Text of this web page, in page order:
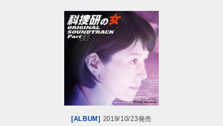
[ALBUM] 2019/10/23発売